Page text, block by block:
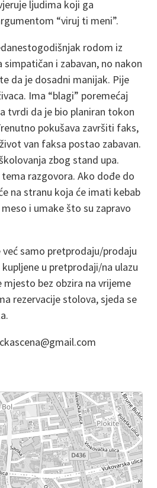
ljudima koji ga
“viruj ti meni”.
rodom iz
simpatičan i zabavan, no nakon
da je dosadni manijak. Pije
Ima “blagi” poremećaj
tvrdi da je bio planiran tokon
pokušava završiti faks,
van faksa postao zabavan.
zbog stand upa.
razgovora. Ako dođe do
na stranu koja će imati kebab
i umake što su zapravo
već samo pretprodaju/prodaju
kupljene u pretprodaji/na ulazu
mjesto bez obzira na vrijeme
rezervacije stolova, sjeda se